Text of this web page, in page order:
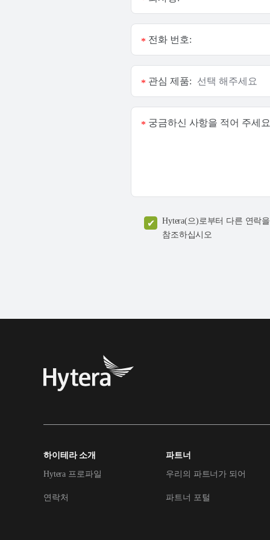
전화 번호:
*
관심 제품:
*
궁금하신 사항을 적어 주세
*
Hytera(으)로부터 다른 연락
참조하십시오
하이테라 소개
Hytera 프로파일
연락처
파트너
우리의 파트너가 되어
파트너 포털